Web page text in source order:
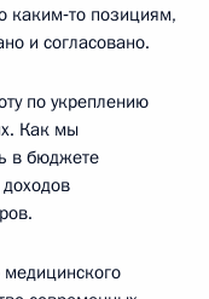
каким‑то позициям,
и согласовано.
по укреплению
Как мы
в бюджете
медицинского